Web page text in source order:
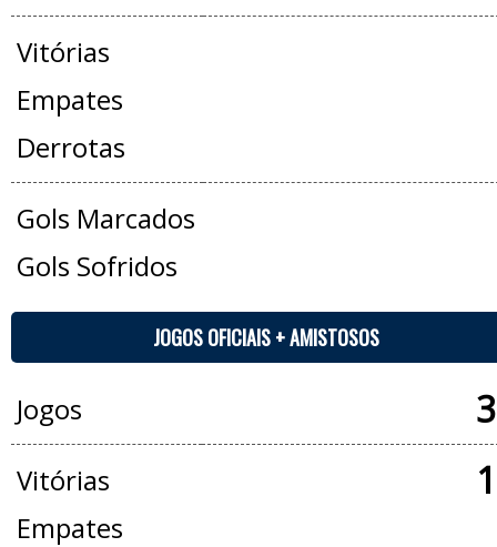
Vitórias
Empates
Derrotas
Gols Marcados
Gols Sofridos
JOGOS OFICIAIS + AMISTOSOS
Jogos
Vitórias
Empates